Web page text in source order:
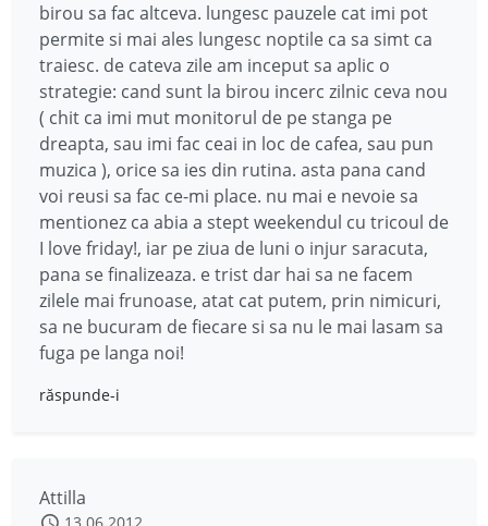
birou sa fac altceva. lungesc pauzele cat imi pot
permite si mai ales lungesc noptile ca sa simt ca
traiesc. de cateva zile am inceput sa aplic o
strategie: cand sunt la birou incerc zilnic ceva nou
( chit ca imi mut monitorul de pe stanga pe
dreapta, sau imi fac ceai in loc de cafea, sau pun
muzica ), orice sa ies din rutina. asta pana cand
voi reusi sa fac ce-mi place. nu mai e nevoie sa
mentionez ca abia a stept weekendul cu tricoul de
I love friday!, iar pe ziua de luni o injur saracuta,
pana se finalizeaza. e trist dar hai sa ne facem
zilele mai frunoase, atat cat putem, prin nimicuri,
sa ne bucuram de fiecare si sa nu le mai lasam sa
fuga pe langa noi!
răspunde-i
Attilla